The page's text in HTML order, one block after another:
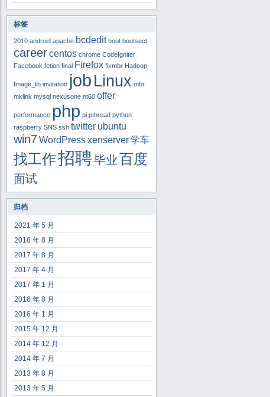
标签
2010 android apache bcdedit boot bootsect
careercentos chrome CodeIgniter
Facebook fetion final Firefox fixmbr Hadoop
Image_lib invitation jobLinux mbr
mklink mysql nexusone nt60 offer
performance php pi pthread python
raspberry SNS ssh twitter ubuntu
win7WordPressxenserver学车
找工作招聘毕业百度
面试
归档
2021 年 5 月
2018 年 8 月
2017 年 8 月
2017 年 4 月
2017 年 1 月
2016 年 8 月
2016 年 1 月
2015 年 12 月
2014 年 12 月
2014 年 7 月
2013 年 8 月
2013 年 5 月